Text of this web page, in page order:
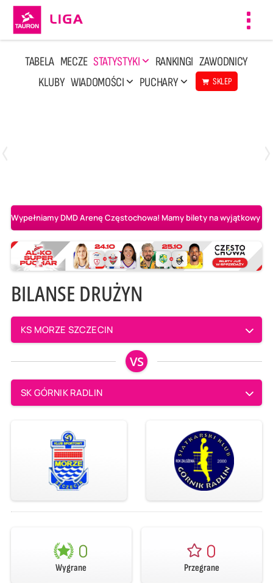
TABELA MECZE STATYSTYKI RANKINGI ZAWODNICY
KLUBY WIADOMOŚCI PUCHARY SKLEP
Wypełniamy DMD Arenę Częstochowa! Mamy bilety na wyjątkowy
BILANSE DRUŻYN
KS MORZE SZCZECIN
VS
SK GÓRNIK RADLIN
0
Wygrane
0
Przegrane